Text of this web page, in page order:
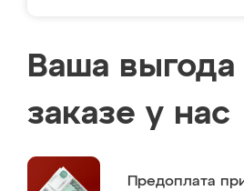
Ваша
заказе у нас
Предоплата